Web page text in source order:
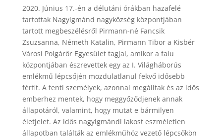
2020. Június 17.-én a délutáni órákban hazafelé
tartottak Nagyigmánd nagyközség központjában
tartott megbeszélésről Pirmann-né Fancsik
Zsuzsanna, Németh Katalin, Pirmann Tibor a Kisbér
Városi Polgárőr Egyesület tagjai, amikor a falu
központjában észrevettek egy az I. Világháborús
emlékmű lépcsőjén mozdulatlanul fekvő idősebb
férfit. A fenti személyek, azonnal megálltak és az idős
emberhez mentek, hogy meggyőződjenek annak
állapotáról, valamint, hogy mutat e bármilyen
életjelet. Az idős nagyigmándi lakost eszméletlen
állapotban találták az emlékműhöz vezető lépcsőkön